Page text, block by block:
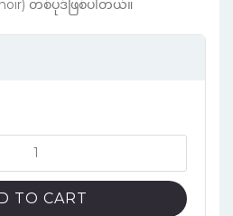
တစ်ပုဒ်ဖြစ်ပါတယ်။
TO CART